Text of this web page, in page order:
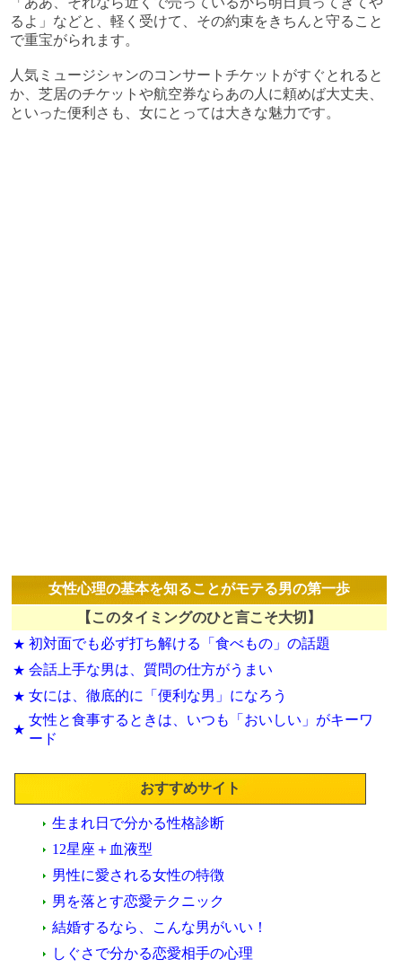
るよ」などと、軽く受けて、その約束をきちんと守ること
で重宝がられます。
人気ミュージシャンのコンサートチケットがすぐとれると
か、芝居のチケットや航空券ならあの人に頼めば大丈夫、
といった便利さも、女にとっては大きな魅力です。
女性心理の基本を知ることがモテる男の第一歩
【このタイミングのひと言こそ大切】
★ 初対面でも必ず打ち解ける「食べもの」の話題
★ 会話上手な男は、質問の仕方がうまい
★ 女には、徹底的に「便利な男」になろう
★
女性と食事するときは、いつも「おいしい」がキーワ
ード
おすすめサイト
生まれ日で分かる性格診断
12星座＋血液型
男性に愛される女性の特徴
男を落とす恋愛テクニック
結婚するなら、こんな男がいい！
しぐさで分かる恋愛相手の心理